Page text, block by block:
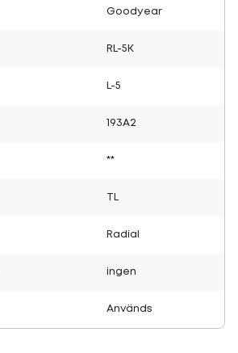
Goodyear
RL-5K
L-5
193A2
**
Radial
ingen
Används